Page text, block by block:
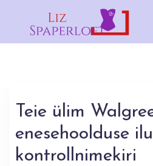
Teie ülim
enesehoolduse ilu
kontrollnimekiri